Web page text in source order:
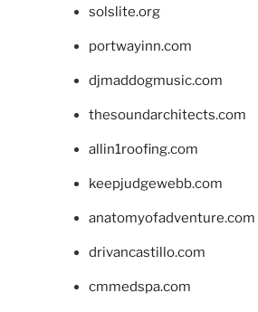
solslite.org
portwayinn.com
djmaddogmusic.com
thesoundarchitects.com
allin1roofing.com
keepjudgewebb.com
anatomyofadventure.com
drivancastillo.com
cmmedspa.com